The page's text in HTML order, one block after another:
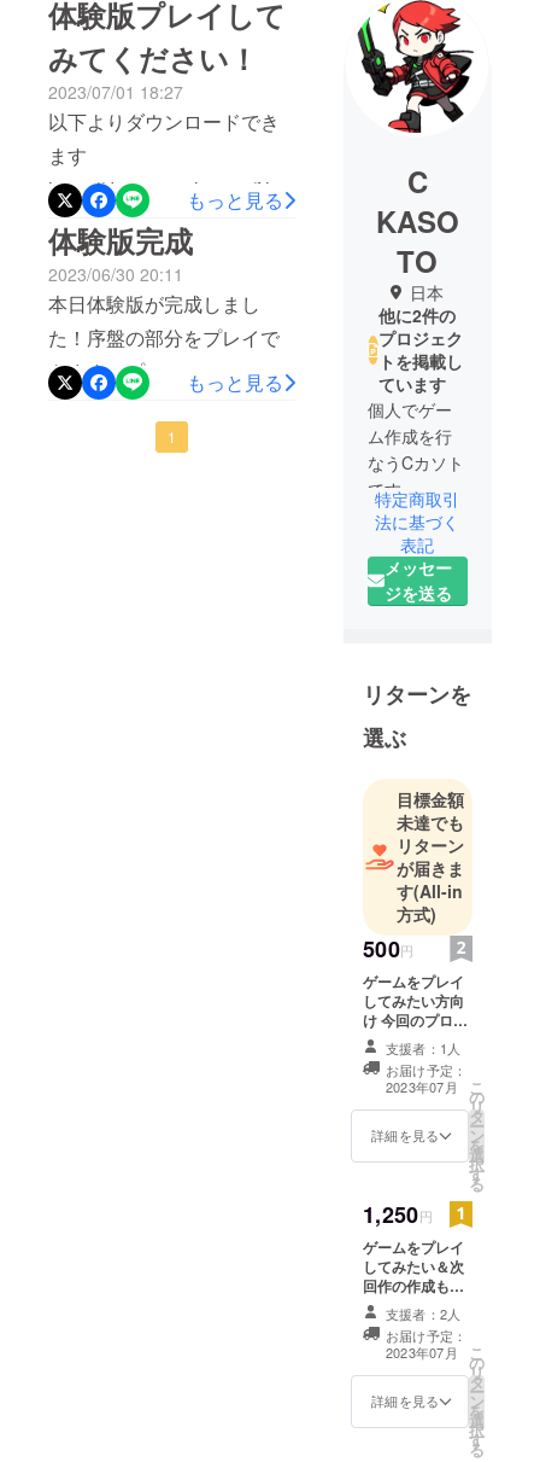
体験版プレイして
みてください！
2023/07/01 18:27
以下よりダウンロードでき
ます
https://drive.google.com/file/
d/1qs1e0CMcSODjzmF4iN
O4bwuCV9wfanS3/view?
usp=drive_link
もっと見る
体験版完成
2023/06/30 20:11
本日体験版が完成しまし
た！序盤の部分をプレイで
きます。プロモーションも
これから頑張っていこうと
もっと見る
1
C
KASO
TO
日本
他に2件の
プロジェク
トを掲載し
ています
個人でゲー
ム作成を行
なうCカソト
です。
ご期待くだ
さい！
特定商取引
法に基づく
表記
メッセー
ジを送る
リターンを
選ぶ
目標金額
未達でも
リターン
が届きま
す(All-in
方式)
500円
ゲームをプレイ
してみたい方向
け 今回のプロ
ジェクトにて作
成しているゲー
ムの体験版、完
成版をメールに
てお送りいたし
ます。 次回作の
支援者：1人
お届け予定：
2023年07月
詳細を見る
こ
の
リ
タ
ー
ン
を
選
択
す
る
1,250円
ゲームをプレイ
してみたい＆次
回作の作成も希
望される方向け
今回のプロジェ
クトにて作成し
ているゲームの
体験版、完成版
をメールにてお
支援者：2人
お届け予定：
2023年07月
詳細を見る
こ
の
リ
タ
ー
ン
を
選
択
す
る